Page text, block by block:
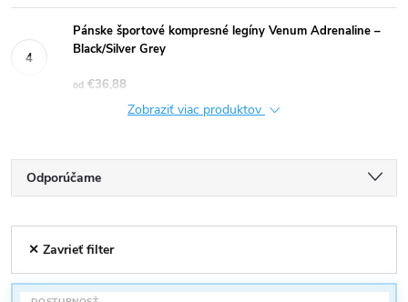
Pánske športové kompresné legíny Venum Adrenaline –
Black/Silver Grey
od €36,88
Zobraziť viac produktov
R
a
d
Odporúčame
Najdrahšie
Najpredávanejšie
V
✕ Zavrieť filter